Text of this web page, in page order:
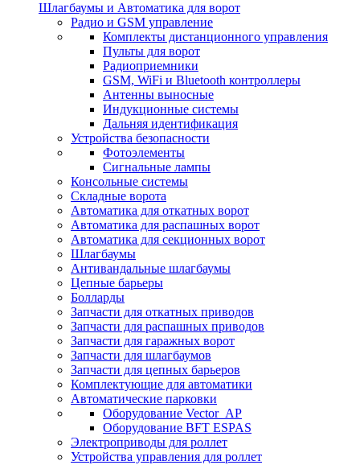
Шлагбаумы и Автоматика для ворот
Радио и GSM управление
Комплекты дистанционного управления
Пульты для ворот
Радиоприемники
GSM, WiFi и Bluetooth контроллеры
Антенны выносные
Индукционные системы
Дальняя идентификация
Устройства безопасности
Фотоэлементы
Сигнальные лампы
Консольные системы
Складные ворота
Автоматика для откатных ворот
Автоматика для распашных ворот
Автоматика для секционных ворот
Шлагбаумы
Антивандальные шлагбаумы
Цепные барьеры
Болларды
Запчасти для откатных приводов
Запчасти для распашных приводов
Запчасти для гаражных ворот
Запчасти для шлагбаумов
Запчасти для цепных барьеров
Комплектующие для автоматики
Автоматические парковки
Оборудование Vector_AP
Оборудование BFT ESPAS
Электроприводы для роллет
Устройства управления для роллет